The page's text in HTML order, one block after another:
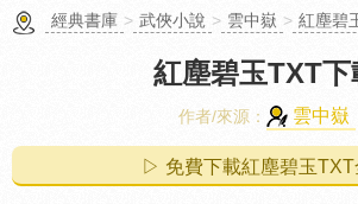
經典書庫 > 武俠小說 > 雲中嶽 > 紅塵碧
紅塵碧玉TXT下
作者/來源： 雲中嶽
▷ 免費下載紅塵碧玉TXT